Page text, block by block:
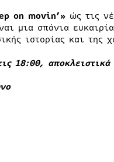
on movin’»ώς τις
μια σπάνια
ιστορίας και της
18:00,